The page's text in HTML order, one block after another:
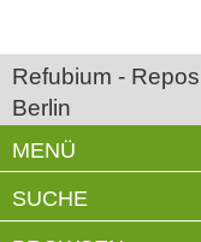
Refubium -
Berlin
MENÜ
SUCHE